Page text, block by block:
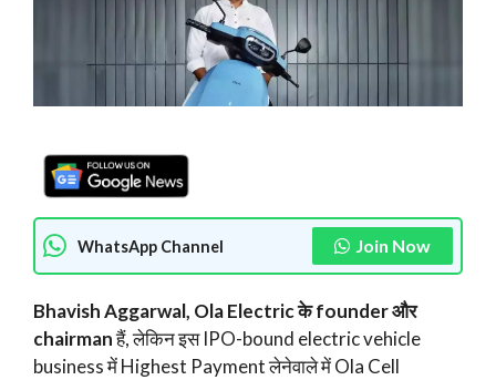
WhatsApp Channel Join Now
Bhavish Aggarwal, Ola Electric के founder और
chairmanहैं, लेकिन इस IPO-bound electric vehicle
business में Highest Payment लेनेवाले में Ola Cell